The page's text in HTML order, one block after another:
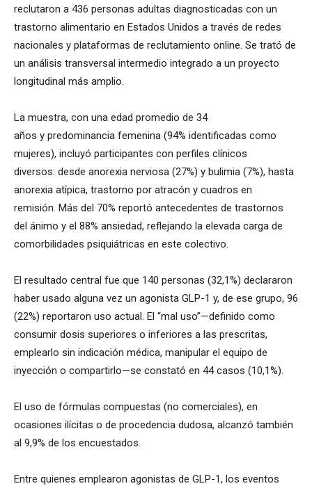
reclutaron a 436 personas adultas diagnosticadas con un
trastorno alimentario en Estados Unidos a través de redes
nacionales y plataformas de reclutamiento online. Se trató de
un análisis transversal intermedio integrado a un proyecto
longitudinal más amplio.
La muestra, con una edad promedio de 34
años y predominancia femenina (94% identificadas como
mujeres), incluyó participantes con perfiles clínicos
diversos: desde anorexia nerviosa (27%) y bulimia (7%), hasta
anorexia atípica, trastorno por atracón y cuadros en
remisión. Más del 70% reportó antecedentes de trastornos
del ánimo y el 88% ansiedad, reflejando la elevada carga de
comorbilidades psiquiátricas en este colectivo.
El resultado central fue que 140 personas (32,1%) declararon
haber usado alguna vez un agonista GLP-1 y, de ese grupo, 96
(22%) reportaron uso actual. El “mal uso”—definido como
consumir dosis superiores o inferiores a las prescritas,
emplearlo sin indicación médica, manipular el equipo de
inyección o compartirlo—se constató en 44 casos (10,1%).
El uso de fórmulas compuestas (no comerciales), en
ocasiones ilícitas o de procedencia dudosa, alcanzó también
al 9,9% de los encuestados.
Entre quienes emplearon agonistas de GLP-1, los eventos